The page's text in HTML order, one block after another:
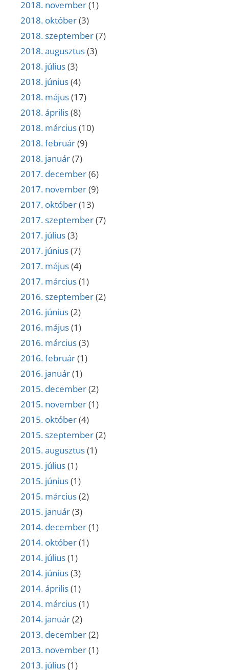
2018. november(1)
2018. október(3)
2018. szeptember(7)
2018. augusztus(3)
2018. július(3)
2018. június(4)
2018. május(17)
2018. április(8)
2018. március(10)
2018. február(9)
2018. január(7)
2017. december(6)
2017. november(9)
2017. október(13)
2017. szeptember(7)
2017. július(3)
2017. június(7)
2017. május(4)
2017. március(1)
2016. szeptember(2)
2016. június(2)
2016. május(1)
2016. március(3)
2016. február(1)
2016. január(1)
2015. december(2)
2015. november(1)
2015. október(4)
2015. szeptember(2)
2015. augusztus(1)
2015. július(1)
2015. június(1)
2015. március(2)
2015. január(3)
2014. december(1)
2014. október(1)
2014. július(1)
2014. június(3)
2014. április(1)
2014. március(1)
2014. január(2)
2013. december(2)
2013. november(1)
2013. július(1)